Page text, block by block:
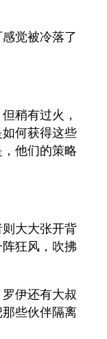
觉被冷落了
稍有过火，
何获得这些
他们的策略
大大张开背
狂风，吹拂
伊还有大叔
些伙伴隔离